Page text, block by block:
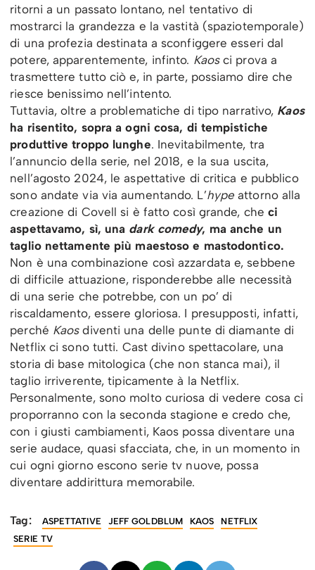
ritorni a un passato lontano, nel tentativo di
mostrarci la grandezza e la vastità (spaziotemporale)
di una profezia destinata a sconfiggere esseri dal
potere, apparentemente, infinto. Kaosci prova a
trasmettere tutto ciò e, in parte, possiamo dire che
riesce benissimo nell’intento.
Tuttavia, oltre a problematiche di tipo narrativo, Kaos
ha risentito, sopra a ogni cosa, di tempistiche
produttive troppo lunghe. Inevitabilmente, tra
l’annuncio della serie, nel 2018, e la sua uscita,
nell’agosto 2024, le aspettative di critica e pubblico
sono andate via via aumentando. L’hype attorno alla
creazione di Covell si è fatto così grande, checi
aspettavamo, sì, una dark comedy, ma anche un
taglio nettamente più maestoso e mastodontico.
Non è una combinazione così azzardata e, sebbene
di difficile attuazione, risponderebbe alle necessità
di una serie che potrebbe, con un po’ di
riscaldamento, essere gloriosa. I presupposti, infatti,
perché Kaosdiventi una delle punte di diamante di
Netflix ci sono tutti. Cast divino spettacolare, una
storia di base mitologica (che non stanca mai), il
taglio irriverente, tipicamente à la Netflix.
Personalmente, sono molto curiosa di vedere cosa ci
proporranno con la seconda stagione e credo che,
con i giusti cambiamenti, Kaos possa diventare una
serie audace, quasi sfacciata, che, in un momento in
cui ogni giorno escono serie tv nuove, possa
diventare addirittura memorabile.
Tag: ASPETTATIVE JEFF GOLDBLUM KAOS
NETFLIX
SERIE TV